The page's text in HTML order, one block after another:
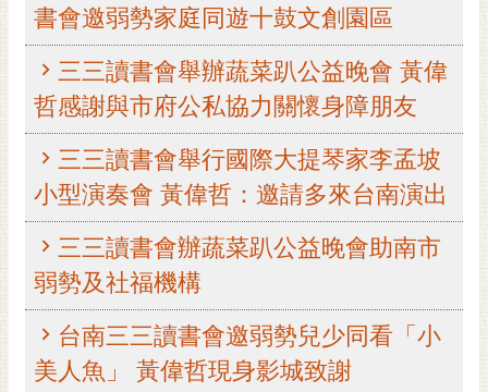
黃
偉
螢
光
桐
祭
導
書會邀弱勢家庭同遊十鼓文創園區
三三讀書會舉辦蔬菜趴公益晚會 黃偉
哲感謝與市府公私協力關懷身障朋友
三三讀書會舉行國際大提琴家李孟坡
小型演奏會 黃偉哲：邀請多來台南演出
三三讀書會辦蔬菜趴公益晚會助南市
弱勢及社福機構
台南三三讀書會邀弱勢兒少同看「小
美人魚」 黃偉哲現身影城致謝